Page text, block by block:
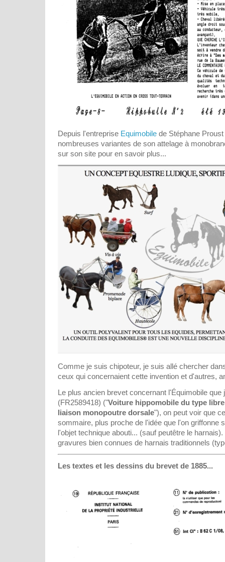
Depuis l'entreprise Equimobile de Stéphane
nombreuses variantes de son attelage à
sur son site pour en savoir plus...
Comme je suis chipoteur, je suis allé chercher
ceux qui concernaient cette invention et d'autres,
Le plus ancien brevet concernant l'Équimobile que
(FR2589418) ("Voiture hippomobile du type
liaison monopoutre dorsale"), on peut voir que
sommaire, plus proche de l'idée que l'on griffonne
l'objet technique abouti... (sauf peutêtre le
gravures bien connues de harnais traditionnels
Les textes et les dessins du brevet de 1885...